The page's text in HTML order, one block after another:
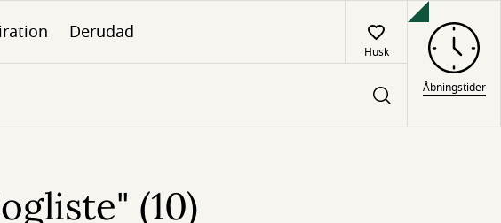
Derudad
Husk
Åbningstider
(10)